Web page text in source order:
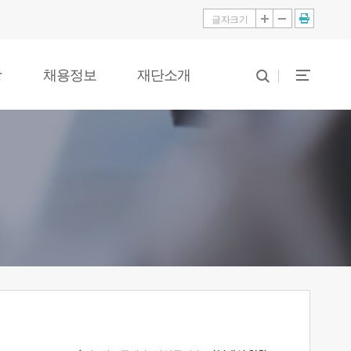
글자크기
채용정보 재단소개